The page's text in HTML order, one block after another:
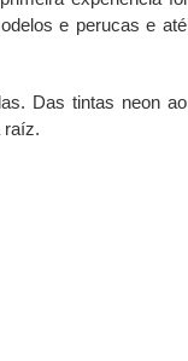
e perucas e até
Das tintas neon ao
raíz.